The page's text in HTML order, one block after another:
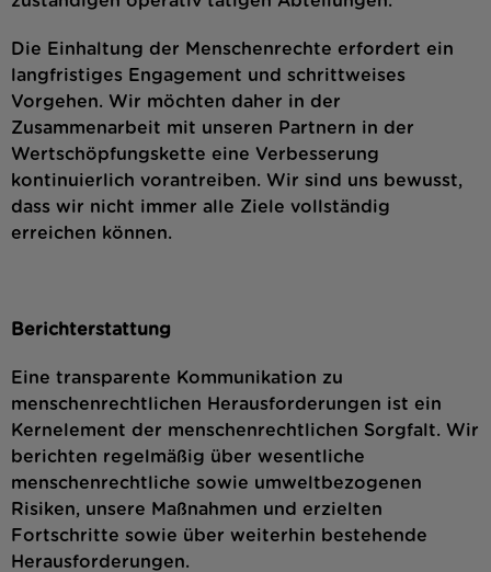
Die Einhaltung der Menschenrechte erfordert ein
langfristiges Engagement und schrittweises
Vorgehen. Wir möchten daher in der
Zusammenarbeit mit unseren Partnern in der
Wertschöpfungskette eine Verbesserung
kontinuierlich vorantreiben. Wir sind uns bewusst,
dass wir nicht immer alle Ziele vollständig
erreichen können.
Berichterstattung
Eine transparente Kommunikation zu
menschenrechtlichen Herausforderungen ist ein
Kernelement der menschenrechtlichen Sorgfalt. Wir
berichten regelmäßig über wesentliche
menschenrechtliche sowie umweltbezogenen
Risiken, unsere Maßnahmen und erzielten
Fortschritte sowie über weiterhin bestehende
Herausforderungen.